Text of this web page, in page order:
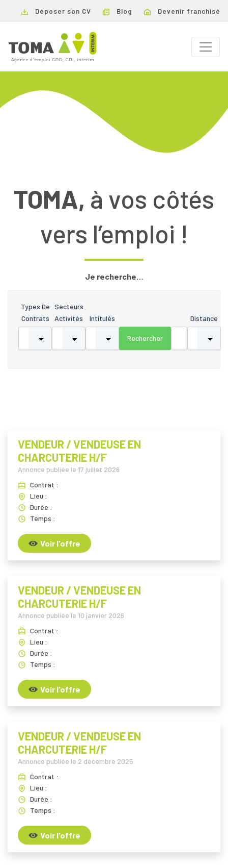
Déposer son CV Blog Devenir franchisé
TOMA, à vos côtés
vers l’emploi !
Je recherche…
Distance
Types De
Contrats
Secteurs
Activités
Intitulés
VENDEUR / VENDEUSE EN
CHARCUTERIE H/F
Annonce publiée le 17 juillet 2026
Contrat :
Lieu :
Durée :
Temps :
Voir l'offre
VENDEUR / VENDEUSE EN
CHARCUTERIE H/F
Annonce publiée le 10 janvier 2026
Contrat :
Lieu :
Durée :
Temps :
Voir l'offre
VENDEUR / VENDEUSE EN
CHARCUTERIE H/F
Annonce publiée le 2 décembre 2025
Contrat :
Lieu :
Durée :
Temps :
Voir l'offre